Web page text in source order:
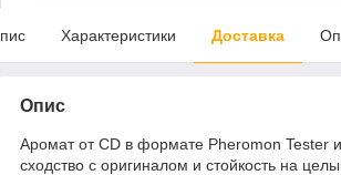
Характеристики Доставка
Опис
Аромат от CD в формате Pheromon Tester
сходство с оригиналом и стойкость на